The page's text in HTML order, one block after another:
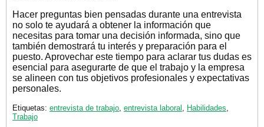
Hacer preguntas bien pensadas durante una entrevista
no solo te ayudará a obtener la información que
necesitas para tomar una decisión informada, sino que
también demostrará tu interés y preparación para el
puesto. Aprovechar este tiempo para aclarar tus dudas es
esencial para asegurarte de que el trabajo y la empresa
se alineen con tus objetivos profesionales y expectativas
personales.
Etiquetas: entrevista de trabajo entrevista laboral Habilidades
Trabajo